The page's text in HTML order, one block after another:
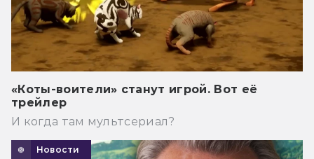
«Коты-воители» станут игрой. Вот её
трейлер
И когда там мультсериал?
Новости